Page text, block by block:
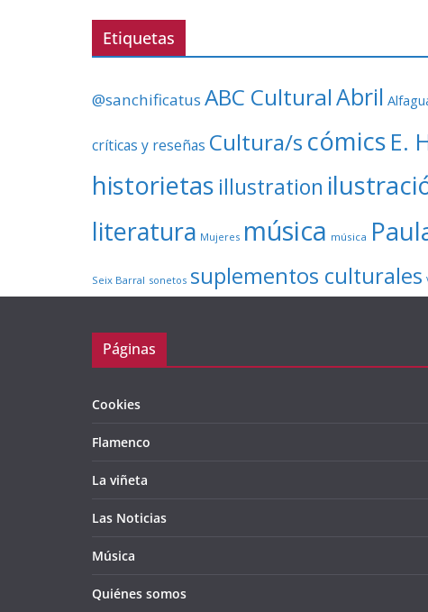
Etiquetas
@sanchificatus ABC CulturalAbril
críticas y reseñas Cultura/s cómics E.
historietas illustration
literatura Mujeres música música
Seix Barral sonetos suplementos culturales
Páginas
Cookies
Flamenco
La viñeta
Las Noticias
Música
Quiénes somos